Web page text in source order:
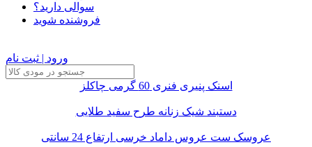
سوالی دارید؟
فروشنده شوید
ورود | ثبت نام
اسنک پنیری فنری 60 گرمی چاکلز
دستبند شیک زنانه طرح سفید طلایی
عروسک ست عروس داماد خرسی ارتفاع 24 سانتی